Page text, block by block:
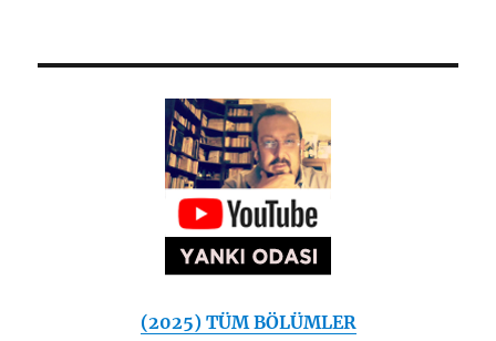
(2025) TÜM BÖLÜMLER